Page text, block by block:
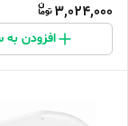
3,024,000
افزودن